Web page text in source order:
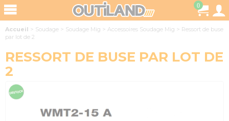
0
Accueil > Soudage > Soudage Mig > Accessoires Soudage Mig > Ressort de buse
par lot de 2
RESSORT DE BUSE PAR LOT DE
2